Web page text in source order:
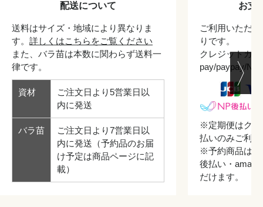
配送について
送料はサイズ・地域により異なりま
す。 詳しくはこちらをご覧ください
また、バラ苗は本数に関わらず送料一
律です。
資材
ご注文日より5営業日以
内に発送
バラ苗
ご注文日より7営業日以
内に発送（予約品のお届
け予定は商品ページに記
載）
お支
ご利用いただ
りです。
クレジットカ
pay/paypay/
※定期便はクレ
払いのみご利
※予約商品はク
後払い・
だけます。